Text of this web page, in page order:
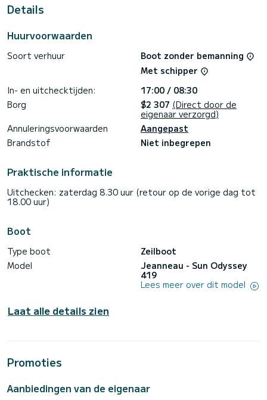
Deze Sun Odyssey 419 is uitgerust met 2 toiletten met een
Deze boot is uitgerust met een Furling grootzeil en een
Automatische piloot, Boegschroef, TV, Luidsprekers, USB-
aansluiting, Dekdouche, Zonnepaneel.
Voor informatieaanvragen of reserveringen, klikt u op de
knop « Vraag een offerte aan », een SamBoat-expert stuurt
Details
Huurvoorwaarden
Soort verhuur
Boot zonder bemanning
Met schipper
In- en uitchecktijden:
17:00 / 08:30
Borg
$2 307 (Direct door de
eigenaar verzorgd)
Annuleringsvoorwaarden
Aangepast
Brandstof
Niet inbegrepen
Praktische informatie
Uitchecken: zaterdag 8.30 uur (retour op de vorige dag tot
18.00 uur)
Boot
Type boot
Zeilboot
Model
Jeanneau - Sun Odyssey
419
Lees meer over dit model
Laat alle details zien
Promoties
Aanbiedingen van de eigenaar